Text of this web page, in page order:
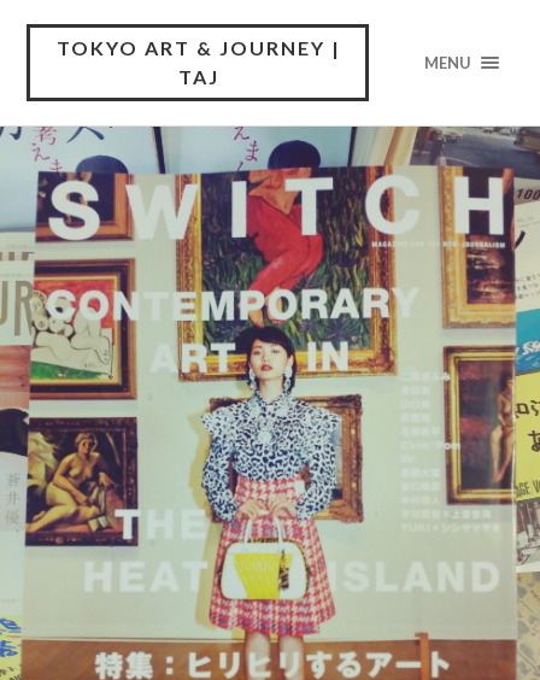
TOKYO ART & JOURNEY |
TAJ
MENU